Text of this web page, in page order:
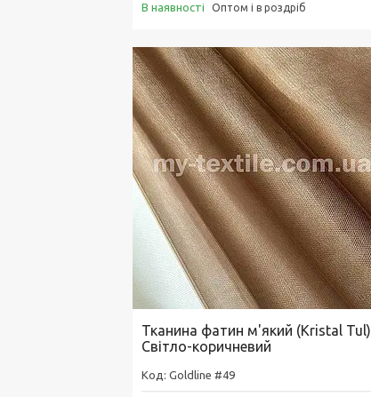
В наявності Оптом і в роздріб
Тканина фатин м'який (Kristal Tul)
Світло-коричневий
Goldline #49